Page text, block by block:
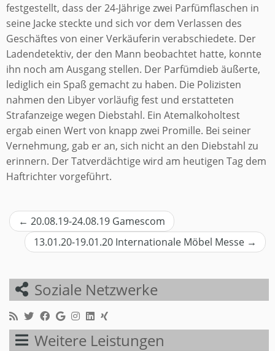
festgestellt, dass der 24-Jährige zwei Parfümflaschen in
seine Jacke steckte und sich vor dem Verlassen des
Geschäftes von einer Verkäuferin verabschiedete. Der
Ladendetektiv, der den Mann beobachtet hatte, konnte
ihn noch am Ausgang stellen. Der Parfümdieb äußerte,
lediglich ein Spaß gemacht zu haben. Die Polizisten
nahmen den Libyer vorläufig fest und erstatteten
Strafanzeige wegen Diebstahl. Ein Atemalkoholtest
ergab einen Wert von knapp zwei Promille. Bei seiner
Vernehmung, gab er an, sich nicht an den Diebstahl zu
erinnern. Der Tatverdächtige wird am heutigen Tag dem
Haftrichter vorgeführt.
Beitragsnavigation
← 20.08.19-24.08.19 Gamescom
13.01.20-19.01.20 Internationale Möbel Messe →
Soziale Netzwerke
Weitere Leistungen